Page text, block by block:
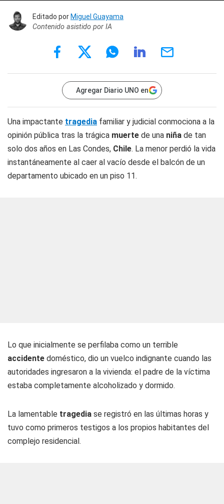
Editado porMiguel Guayama
Contenido asistido por IA
Agregar Diario UNO en
Una impactante tragedia familiar y judicial conmociona a la
opinión pública tras la trágica muerte de una niña de tan
solo dos años en Las Condes, Chile. La menor perdió la vida
instantáneamente al caer al vacío desde el balcón de un
departamento ubicado en un piso 11.
Lo que inicialmente se perfilaba como un terrible
accidente doméstico, dio un vuelco indignante cuando las
autoridades ingresaron a la vivienda: el padre de la víctima
estaba completamente alcoholizado y dormido.
La lamentable tragedia se registró en las últimas horas y
tuvo como primeros testigos a los propios habitantes del
complejo residencial.